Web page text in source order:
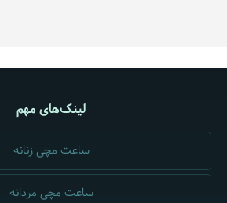
لینک‌های مهم
ساعت مچی زنانه
ساعت مچی مردانه